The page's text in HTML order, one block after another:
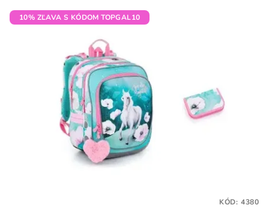
5
hviezdičiek.
10% ZĽAVA S KÓDOM TOPGAL10
KÓD: 4380